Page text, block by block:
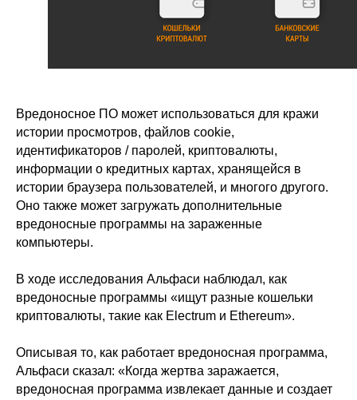
Вредоносное ПО может использоваться для кражи
истории просмотров, файлов cookie,
идентификаторов / паролей, криптовалюты,
информации о кредитных картах, хранящейся в
истории браузера пользователей, и многого другого.
Оно также может загружать дополнительные
вредоносные программы на зараженные
компьютеры.
В ходе исследования Альфаси наблюдал, как
вредоносные программы «ищут разные кошельки
криптовалюты, такие как Electrum и Ethereum».
Описывая то, как работает вредоносная программа,
Альфаси сказал: «Когда жертва заражается,
вредоносная программа извлекает данные и создает
Партнеры
Выбрать
Авторизованные центры
Сертификация ФСТЭК
Документация
Сравнение версий
DNS Security в NGFW
620 066, Россия, г. Екатеринбург,
ул. Кулибина, 2
ИНН 6670208848
ООО «Айдеко»
Продукт развивается
при поддержке Фонда
Содействия Инновациям